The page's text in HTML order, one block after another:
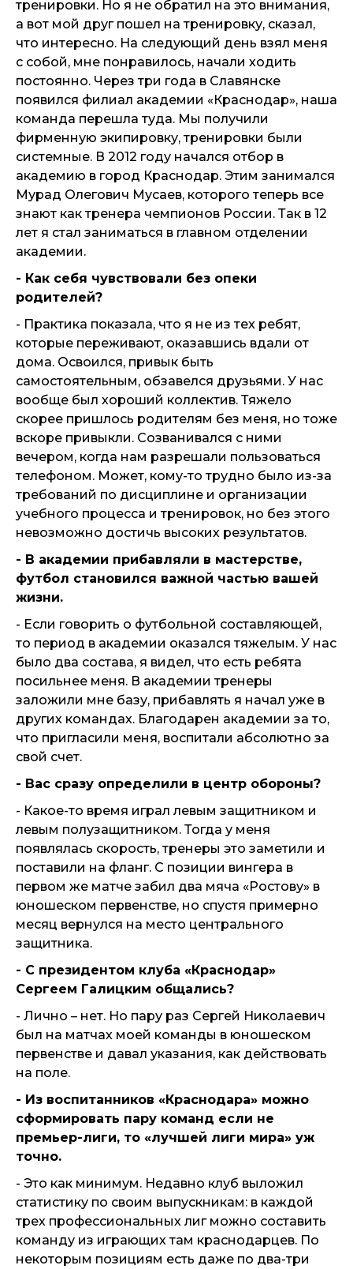
тренировки. Но я не обратил на это внимания,
а вот мой друг пошел на тренировку, сказал,
что интересно. На следующий день взял меня
с собой, мне понравилось, начали ходить
постоянно. Через три года в Славянске
появился филиал академии «Краснодар», наша
команда перешла туда. Мы получили
фирменную экипировку, тренировки были
системные. В 2012 году начался отбор в
академию в город Краснодар. Этим занимался
Мурад Олегович Мусаев, которого теперь все
знают как тренера чемпионов России. Так в 12
лет я стал заниматься в главном отделении
академии.
- Как себя чувствовали без опеки
родителей?
- Практика показала, что я не из тех ребят,
которые переживают, оказавшись вдали от
дома. Освоился, привык быть
самостоятельным, обзавелся друзьями. У нас
вообще был хороший коллектив. Тяжело
скорее пришлось родителям без меня, но тоже
вскоре привыкли. Созванивался с ними
вечером, когда нам разрешали пользоваться
телефоном. Может, кому-то трудно было из-за
требований по дисциплине и организации
учебного процесса и тренировок, но без этого
невозможно достичь высоких результатов.
- В академии прибавляли в мастерстве,
футбол становился важной частью вашей
жизни.
- Если говорить о футбольной составляющей,
то период в академии оказался тяжелым. У нас
было два состава, я видел, что есть ребята
посильнее меня. В академии тренеры
заложили мне базу, прибавлять я начал уже в
других командах. Благодарен академии за то,
что пригласили меня, воспитали абсолютно за
свой счет.
- Вас сразу определили в центр обороны?
- Какое-то время играл левым защитником и
левым полузащитником. Тогда у меня
появлялась скорость, тренеры это заметили и
поставили на фланг. С позиции вингера в
первом же матче забил два мяча «Ростову» в
юношеском первенстве, но спустя примерно
месяц вернулся на место центрального
защитника.
- С президентом клуба «Краснодар»
Сергеем Галицким общались?
- Лично – нет. Но пару раз Сергей Николаевич
был на матчах моей команды в юношеском
первенстве и давал указания, как действовать
на поле.
- Из воспитанников «Краснодара» можно
сформировать пару команд если не
премьер-лиги, то «лучшей лиги мира» уж
точно.
- Это как минимум. Недавно клуб выложил
статистику по своим выпускникам: в каждой
трех профессиональных лиг можно составить
команду из играющих там краснодарцев. По
некоторым позициям есть даже по два-три